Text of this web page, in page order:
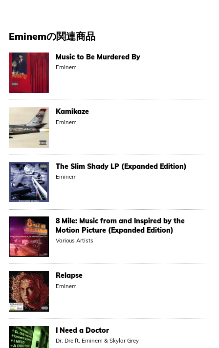
Eminemの関連商品
Music to Be Murdered By
Eminem
Kamikaze
Eminem
The Slim Shady LP (Expanded Edition)
Eminem
8 Mile: Music from and Inspired by the
Motion Picture (Expanded Edition)
Various Artists
Relapse
Eminem
I Need a Doctor
Dr. Dre ft. Eminem & Skylar Grey